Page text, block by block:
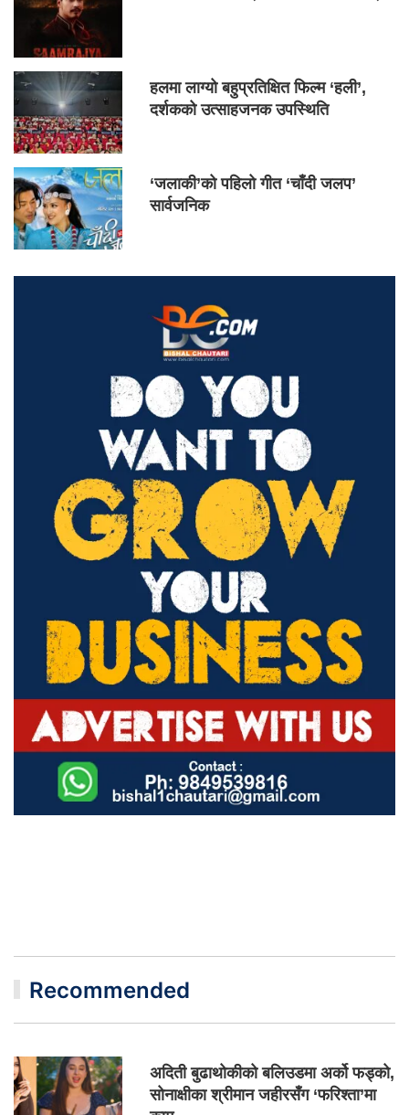
हलमा लाग्यो बहुप्रतिक्षित फिल्म ‘हली’,
दर्शकको उत्साहजनक उपस्थिति
‘जलाकी’को पहिलो गीत ‘चाँदी जलप’
सार्वजनिक
Recommended
अदिती बुढाथोकीको बलिउडमा अर्को फड्को,
सोनाक्षीका श्रीमान जहीरसँग ‘फरिश्ता’मा